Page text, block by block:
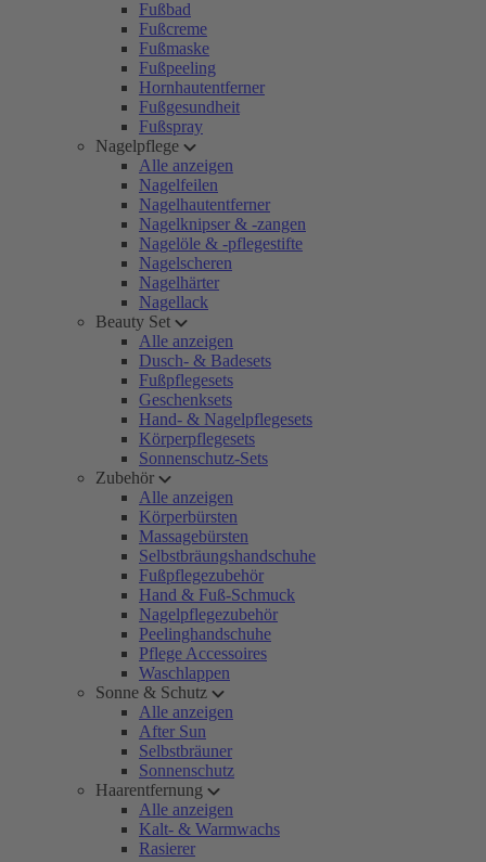
Fußbad
Fußcreme
Fußmaske
Fußpeeling
Hornhautentferner
Fußgesundheit
Fußspray
Nagelpflege
Alle anzeigen
Nagelfeilen
Nagelhautentferner
Nagelknipser & -zangen
Nagelöle & -pflegestifte
Nagelscheren
Nagelhärter
Nagellack
Beauty Set
Alle anzeigen
Dusch- & Badesets
Fußpflegesets
Geschenksets
Hand- & Nagelpflegesets
Körperpflegesets
Sonnenschutz-Sets
Zubehör
Alle anzeigen
Körperbürsten
Massagebürsten
Selbstbräungshandschuhe
Fußpflegezubehör
Hand & Fuß-Schmuck
Nagelpflegezubehör
Peelinghandschuhe
Pflege Accessoires
Waschlappen
Sonne & Schutz
Alle anzeigen
After Sun
Selbstbräuner
Sonnenschutz
Haarentfernung
Alle anzeigen
Kalt- & Warmwachs
Rasierer